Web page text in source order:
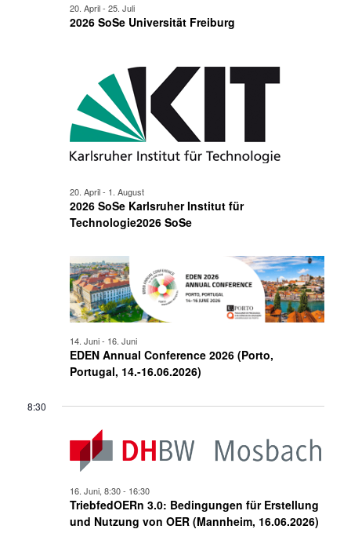
2026 SoSe Universität Freiburg
20. April- 25. Juli
2026 SoSe Karlsruher Institut für
Technologie2026 SoSe
20. April- 1. August
EDEN Annual Conference 2026 (Porto,
Portugal, 14.-16.06.2026)
14. Juni- 16. Juni
8:30
TriebfedOERn 3.0: Bedingungen für Erstellung
und Nutzung von OER (Mannheim, 16.06.2026)
16. Juni, 8:30- 16:30